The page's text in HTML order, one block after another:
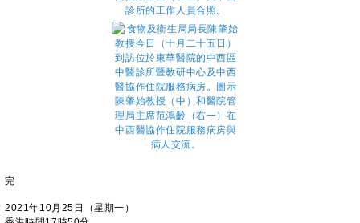
完
2021年10月25日（星期一）